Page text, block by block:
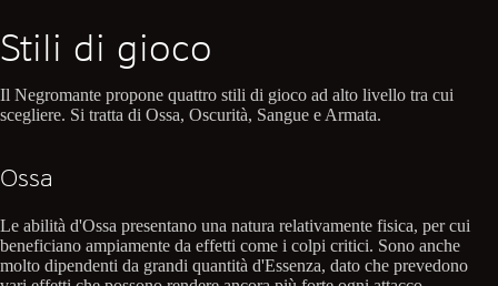
Stili di gioco
Il Negromante propone quattro stili di gioco ad alto livello tra cui
scegliere. Si tratta di Ossa, Oscurità, Sangue e Armata.
Ossa
Le abilità d'Ossa presentano una natura relativamente fisica, per cui
beneficiano ampiamente da effetti come i colpi critici. Sono anche
molto dipendenti da grandi quantità d'Essenza, dato che prevedono